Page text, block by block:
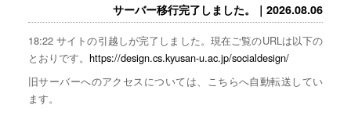
サーバー移行完了しました。｜2026.08.06
18:22 サイトの引越しが完了しました。現在ご覧のURLは以下の
とおりです。 https://design.cs.kyusan-u.ac.jp/socialdesign/
旧サーバーへのアクセスについては、こちらへ自動転送してい
ます。